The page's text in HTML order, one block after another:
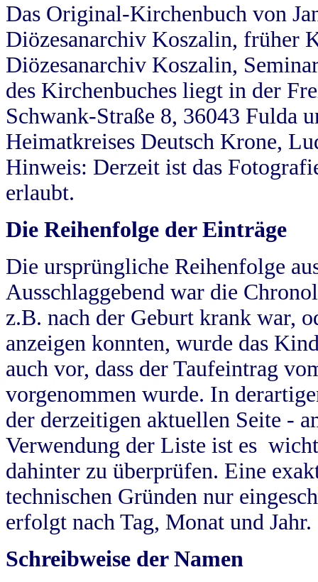
Das Original-Kirchenbuch von
Diözesanarchiv Koszalin, früher
Diözesanarchiv Koszalin,
des Kirchenbuches liegt in der
Schwank-Straße 8, 36043 Fulda
Heimatkreises Deutsch Krone,
Hinweis: Derzeit ist das
erlaubt.
Die Reihenfolge der Einträge
Die ursprüngliche Reihenfolge
Ausschlaggebend war die
z.B. nach der Geburt krank war,
anzeigen konnten, wurde das
auch vor, dass der Taufeintrag
vorgenommen wurde. In
der derzeitigen aktuellen Seite -
Verwendung der Liste ist es
dahinter zu überprüfen. Eine
technischen Gründen nur
erfolgt nach Tag, Monat und Jahr.
Schreibweise der Namen